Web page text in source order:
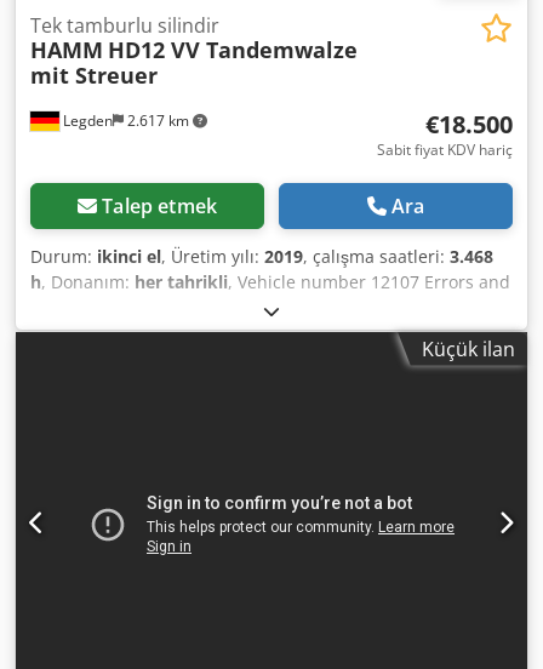
Legden 2.617 km
Tek tamburlu silindir
HAMM HD12 VV Tandemwalze
mit Streuer
€18.500
Sabit fiyat KDV hariç
Talep etmek Ara
Durum: ikinci el, Üretim yılı: 2019, çalışma saatleri: 3.468
h, Donanım: her tahrikli, Vehicle number 12107 Errors and
prior sale excepted Dksdpfey T Uimjx Aigor
Küçük ilan